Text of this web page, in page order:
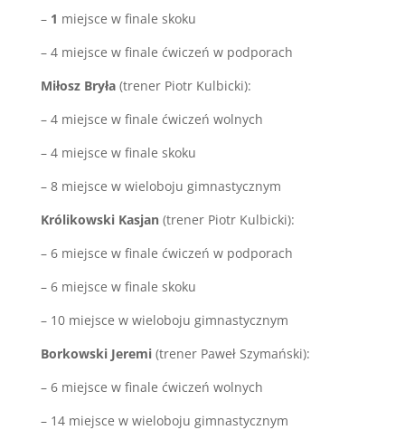
– 1 miejsce w finale skoku
– 4 miejsce w finale ćwiczeń w podporach
Miłosz Bryła (trener Piotr Kulbicki):
– 4 miejsce w finale ćwiczeń wolnych
– 4 miejsce w finale skoku
– 8 miejsce w wieloboju gimnastycznym
Królikowski Kasjan(trener Piotr Kulbicki):
– 6 miejsce w finale ćwiczeń w podporach
– 6 miejsce w finale skoku
– 10 miejsce w wieloboju gimnastycznym
Borkowski Jeremi (trener Paweł Szymański):
– 6 miejsce w finale ćwiczeń wolnych
– 14 miejsce w wieloboju gimnastycznym